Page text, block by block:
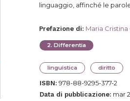
linguaggio, affinché le
Prefazione di: Maria Cristina
2. Differentia
linguistica diritto
ISBN: 978-88-9295-377-2
Data di pubblicazione: mar